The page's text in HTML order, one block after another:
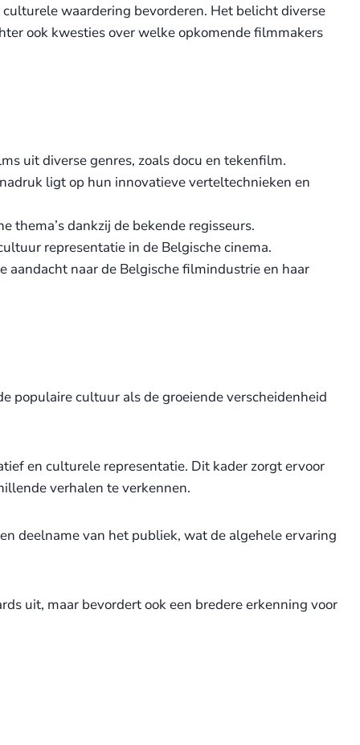
waardering bevorderen. Het belicht diverse
ook kwesties over welke opkomende filmmakers
uit diverse genres, zoals docu en tekenfilm.
ligt op hun innovatieve verteltechnieken en
dankzij de bekende regisseurs.
representatie in de Belgische cinema.
aandacht naar de Belgische filmindustrie en haar
populaire cultuur als de groeiende verscheidenheid
en culturele representatie. Dit kader zorgt ervoor
verhalen te verkennen.
deelname van het publiek, wat de algehele ervaring
uit, maar bevordert ook een bredere erkenning voor